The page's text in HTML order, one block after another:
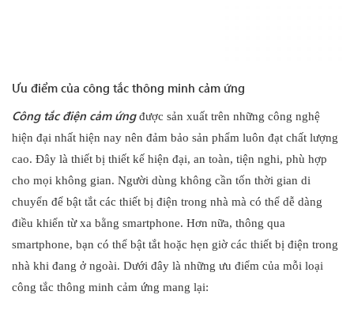
Ưu điểm của công tắc thông minh cảm ứng
Công tắc điện cảm ứngđược sản xuất trên những công nghệ
hiện đại nhất hiện nay nên đảm bảo sản phẩm luôn đạt chất lượng
cao. Đây là thiết bị thiết kế hiện đại, an toàn, tiện nghi, phù hợp
cho mọi không gian. Người dùng không cần tốn thời gian di
chuyển để bật tắt các thiết bị điện trong nhà mà có thể dễ dàng
điều khiển từ xa bằng smartphone. Hơn nữa, thông qua
smartphone, bạn có thể bật tắt hoặc hẹn giờ các thiết bị điện trong
nhà khi đang ở ngoài. Dưới đây là những ưu điểm của mỗi loại
công tắc thông minh cảm ứng mang lại: